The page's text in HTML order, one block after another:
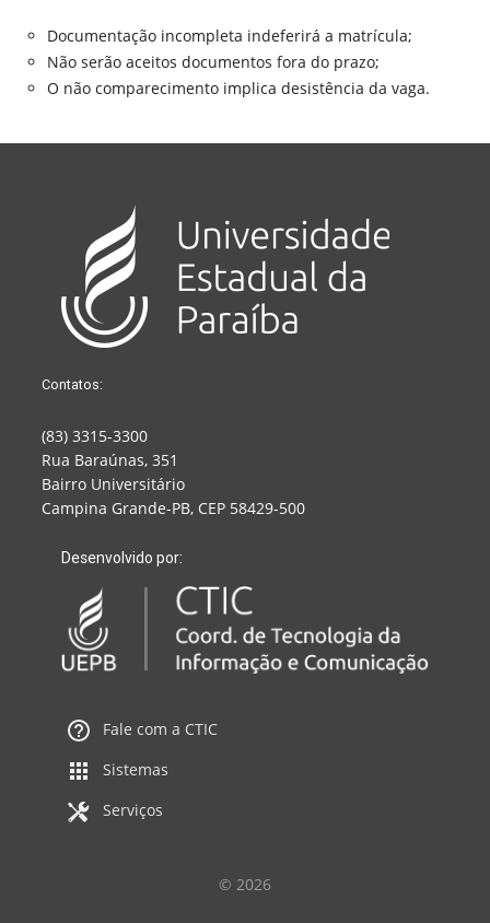
Documentação incompleta indeferirá a matrícula;
Não serão aceitos documentos fora do prazo;
O não comparecimento implica desistência da vaga.
Contatos:
(83) 3315-3300
Rua Baraúnas, 351
Bairro Universitário
Campina Grande-PB, CEP 58429-500
Desenvolvido por:
Fale com a CTIC
Sistemas
Serviços
© 2026